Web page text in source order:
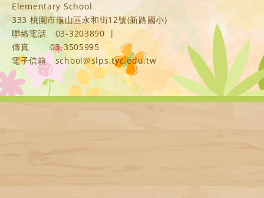
Elementary School
333 桃園市龜山區永和街12號(新路國小)
聯絡電話
03-3203890
|
傳真
03-3505995
電子信箱
school@slps.tyc.edu.tw